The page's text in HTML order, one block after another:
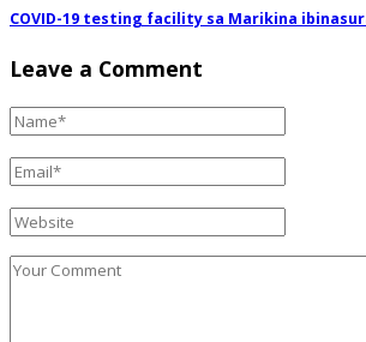
COVID-19 testing facility sa Marikina
Leave a Comment